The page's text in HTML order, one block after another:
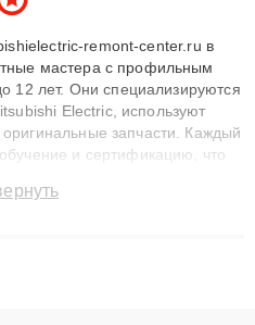
remont-center.ru в
мастера с профильным
12 лет. Они специализируются
Electric, используют
запчасти. Каждый
и сертификацию, что
гарантии до 3 лет.